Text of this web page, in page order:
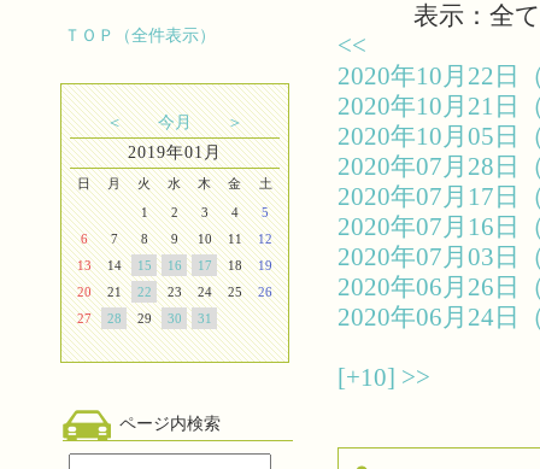
ＴＯＰ（全件表示）
＜ 今月
＞
2019年01月
日 月 火 水 木 金
土
1
2 3 4
5
6
7 8 9 10 11
12
13
14 15 16 17 18
19
20
21 22 23 24 25
26
27
28 29 30 31
ページ内検索
表示：全て
<<
2020年10月22
2020年10月21
2020年10月05
2020年07月28
2020年07月17
2020年07月16
2020年07月03
2020年06月26
2020年06月24
[+10] >>